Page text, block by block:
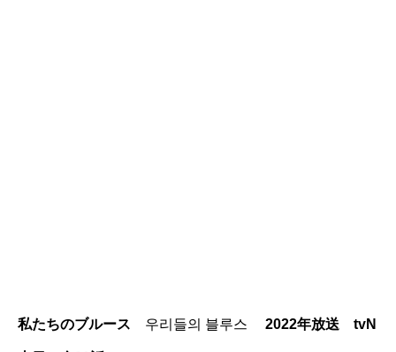
私たちのブルース 우리들의 블루스 2022年放送 tvN